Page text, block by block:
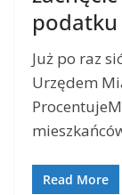
podatku
Już po raz
Urzędem
Read More